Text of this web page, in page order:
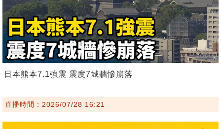
日本熊本7.1強震 震度7城牆慘崩落
直播時間：2026/07/28 16:21